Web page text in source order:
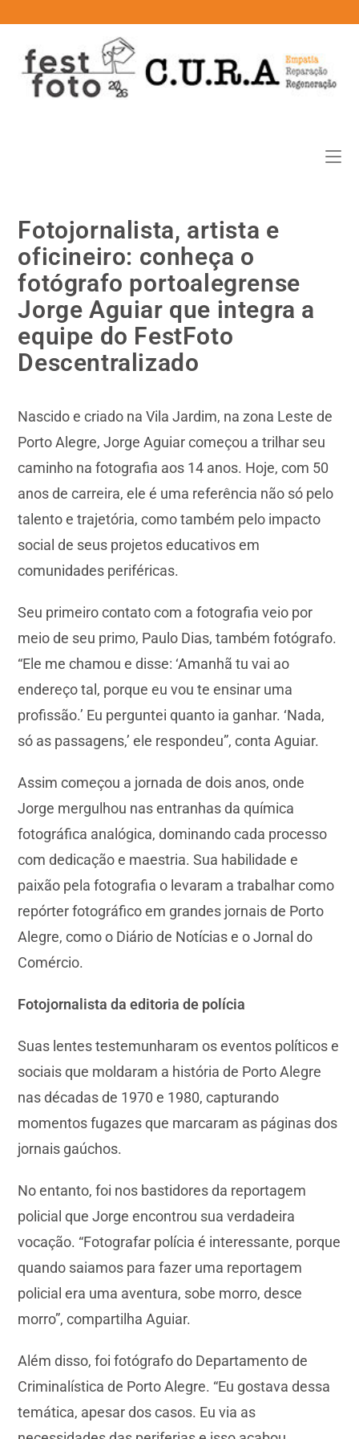
conteúdo
Fotojornalista, artista e
oficineiro: conheça o
fotógrafo portoalegrense
Jorge Aguiar que integra a
equipe do FestFoto
Descentralizado
Nascido e criado na Vila Jardim, na zona Leste de
Porto Alegre, Jorge Aguiar começou a trilhar seu
caminho na fotografia aos 14 anos. Hoje, com 50
anos de carreira, ele é uma referência não só pelo
talento e trajetória, como também pelo impacto
social de seus projetos educativos em
comunidades periféricas.
Seu primeiro contato com a fotografia veio por
meio de seu primo, Paulo Dias, também fotógrafo.
“Ele me chamou e disse: ‘Amanhã tu vai ao
endereço tal, porque eu vou te ensinar uma
profissão.’ Eu perguntei quanto ia ganhar. ‘Nada,
só as passagens,’ ele respondeu”, conta Aguiar.
Assim começou a jornada de dois anos, onde
Jorge mergulhou nas entranhas da química
fotográfica analógica, dominando cada processo
com dedicação e maestria. Sua habilidade e
paixão pela fotografia o levaram a trabalhar como
repórter fotográfico em grandes jornais de Porto
Alegre, como o Diário de Notícias e o Jornal do
Comércio.
Fotojornalista da editoria de polícia
Suas lentes testemunharam os eventos políticos e
sociais que moldaram a história de Porto Alegre
nas décadas de 1970 e 1980, capturando
momentos fugazes que marcaram as páginas dos
jornais gaúchos.
No entanto, foi nos bastidores da reportagem
policial que Jorge encontrou sua verdadeira
vocação. “Fotografar polícia é interessante, porque
quando saiamos para fazer uma reportagem
policial era uma aventura, sobe morro, desce
morro”, compartilha Aguiar.
Além disso, foi fotógrafo do Departamento de
Criminalística de Porto Alegre. “Eu gostava dessa
temática, apesar dos casos. Eu via as